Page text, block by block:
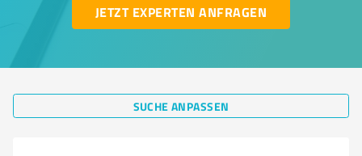
JETZT EXPERTEN ANFRAGEN
SUCHE ANPASSEN